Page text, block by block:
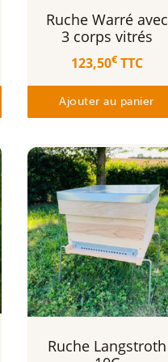
Ruche Warré avec
3 corps vitrés
123,50€ TTC
Ajouter au panier
Ruche Langstroth